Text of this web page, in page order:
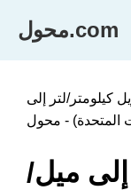
محول.com
كيلومتر/لتر إلى
إلى ميل/